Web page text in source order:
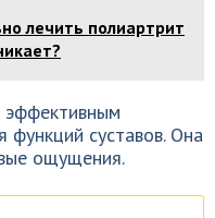
лечить полиартрит
эффективным
функций суставов. Она
ощущения.